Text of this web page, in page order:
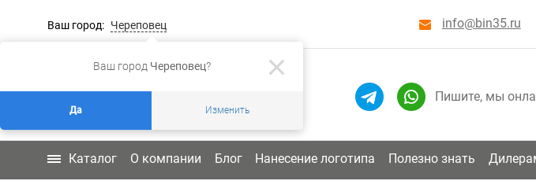
Ваш город Череповец?
Да Изменить
Ваш город: Череповец info@bin35.ru
Пишите, мы
Каталог О компании Блог Нанесение логотипа Полезно знать